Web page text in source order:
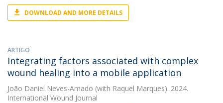
DOWNLOAD AND MORE DETAILS
ARTIGO
Integrating factors associated with complex
wound healing into a mobile application
João Daniel Neves-Amado (with Raquel Marques). 2024.
International Wound Journal